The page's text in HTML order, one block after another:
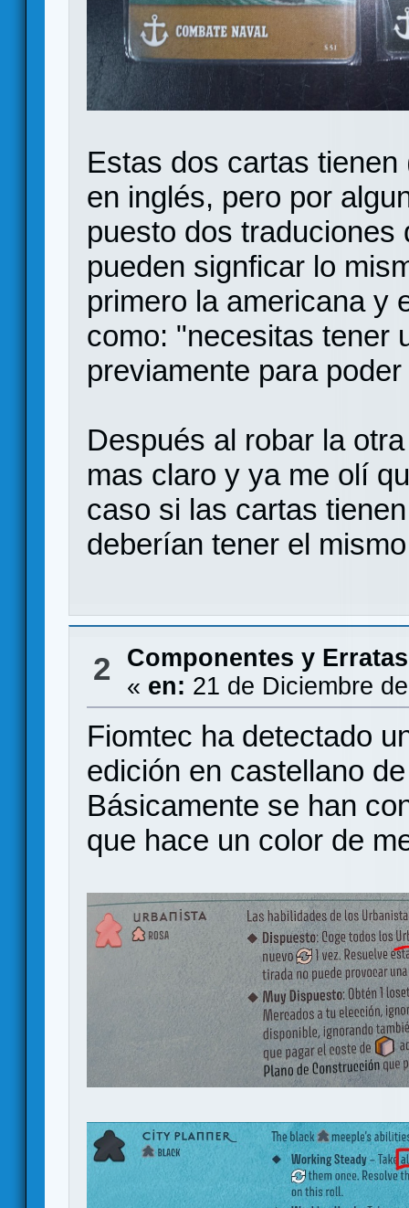
Estas dos cartas
en inglés, pero por
puesto dos
pueden signficar lo
primero la americana y
como: "necesitas tener
previamente para
Después al robar la
mas claro y ya me olí
caso si las cartas
deberían tener el
2 Componentes y Erratas
« en: 21 de Diciembre
Fiomtec ha detectado
edición en castellano
Básicamente se han
que hace un color de